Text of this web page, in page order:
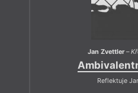
Jan Zvettler–
Reflektuje